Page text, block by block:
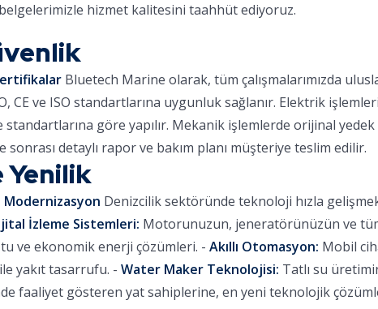
hizmet kalitesini taahhüt ediyoruz.
Bluetech Marine olarak, tüm çalışmalarımızda
CE ve ISO standartlarına uygunluk sağlanır. Elektrik
göre yapılır. Mekanik işlemlerde orijinal
detaylı rapor ve bakım planı müşteriye teslim edilir.
Yenilik
Denizcilik sektöründe teknoloji hızla
İzleme Sistemleri: Motorunuzun, jeneratörünüzün ve
ve ekonomik enerji çözümleri. - Akıllı Otomasyon: Mobil
yakıt tasarrufu. - Water Maker Teknolojisi: Tatlı su
faaliyet gösteren yat sahiplerine, en yeni teknolojik